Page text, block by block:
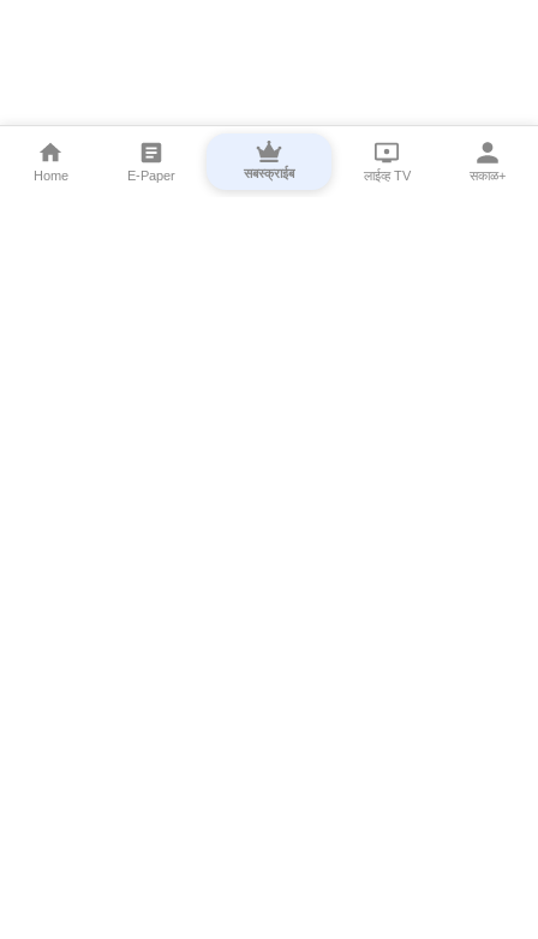
Home E-Paper सबस्क्राईब लाईव्ह TV सकाळ+